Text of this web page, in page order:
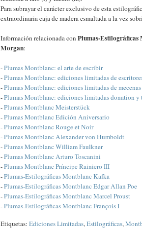
Para subrayar el carácter exclusivo de esta
extraordinaria caja de madera esmaltada a la vez
Información relacionada con Plumas-Estilográficas
Morgan:
-Plumas Montblanc: el arte de escribir
-Plumas Montblanc: ediciones limitadas de
-Plumas Montblanc: ediciones limitadas de mecenas
-Plumas Montblanc: ediciones limitadas donation y
-Plumas Montblanc Meisterstück
-Plumas Montblanc Edición Aniversario
-Plumas Montblanc Rouge et Noir
-Plumas Montblanc Alexander von Humboldt
-Plumas Montblanc William Faulkner
-Plumas Montblanc Arturo Toscanini
-Plumas Montblanc Príncipe Rainiero III
-Plumas-Estilográficas Montblanc Kafka
-Plumas-Estilográficas Montblanc Edgar Allan Poe
-Plumas-Estilográficas Montblanc Marcel Proust
-Plumas-Estilográficas Montblanc François I
Etiquetas: Ediciones Limitadas,Estilográficas,